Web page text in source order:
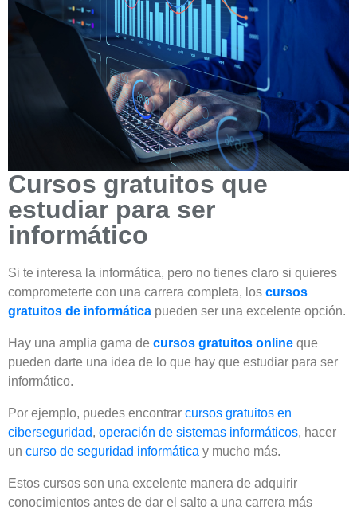
Cursos gratuitos que
estudiar para ser
informático
Si te interesa la informática, pero no tienes claro si quieres
comprometerte con una carrera completa, los cursos
gratuitos de informática pueden ser una excelente opción.
Hay una amplia gama de cursos gratuitos online que
pueden darte una idea de lo que hay que estudiar para ser
informático.
Por ejemplo, puedes encontrar cursos gratuitos en
ciberseguridad, operación de sistemas informáticos, hacer
un curso de seguridad informática y mucho más.
Estos cursos son una excelente manera de adquirir
conocimientos antes de dar el salto a una carrera más